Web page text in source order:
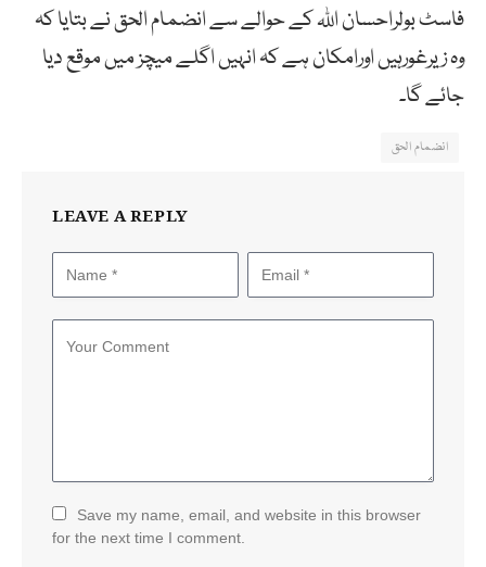
فاسٹ بولراحسان اللہ کے حوالے سے انضمام الحق نے بتایا کہ
وہ زیرغورہیں اورامکان ہے کہ انہیں اگلے میچز میں موقع دیا
جائے گا۔
انضمام الحق
LEAVE A REPLY
Save my name, email, and website in this browser
for the next time I comment.